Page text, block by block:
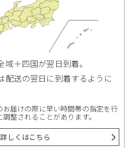
＋四国が翌日到着。
配送の翌日に到着するように
届けの際に早い時間帯の指定を行
整されることがあります。
詳しくはこちら